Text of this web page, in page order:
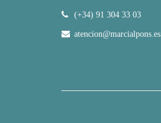
(+34) 91 304 33 03
atencion@marcialpons.es